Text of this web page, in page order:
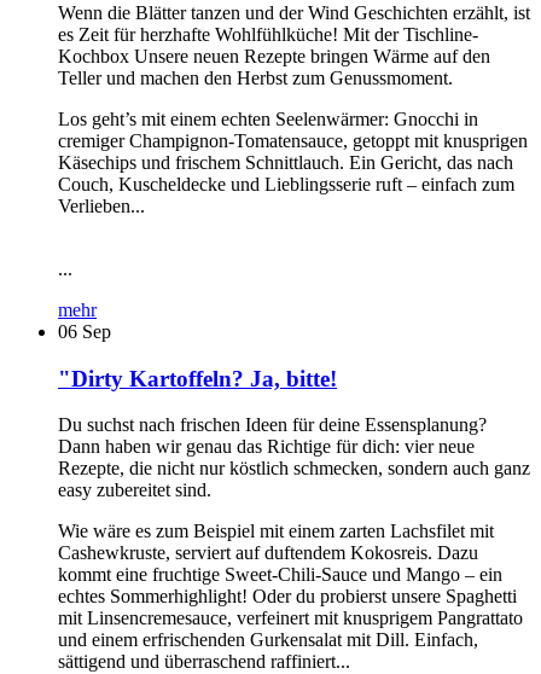
Wenn die Blätter tanzen und der Wind Geschichten erzählt, ist
es Zeit für herzhafte Wohlfühlküche! Mit der Tischline-
Kochbox Unsere neuen Rezepte bringen Wärme auf den
Teller und machen den Herbst zum Genussmoment.
Los geht’s mit einem echten Seelenwärmer: Gnocchi in
cremiger Champignon-Tomatensauce, getoppt mit knusprigen
Käsechips und frischem Schnittlauch. Ein Gericht, das nach
Couch, Kuscheldecke und Lieblingsserie ruft – einfach zum
Verlieben...
...
mehr
06 Sep
"Dirty Kartoffeln? Ja, bitte!
Du suchst nach frischen Ideen für deine Essensplanung?
Dann haben wir genau das Richtige für dich: vier neue
Rezepte, die nicht nur köstlich schmecken, sondern auch ganz
easy zubereitet sind.
Wie wäre es zum Beispiel mit einem zarten Lachsfilet mit
Cashewkruste, serviert auf duftendem Kokosreis. Dazu
kommt eine fruchtige Sweet-Chili-Sauce und Mango – ein
echtes Sommerhighlight! Oder du probierst unsere Spaghetti
mit Linsencremesauce, verfeinert mit knusprigem Pangrattato
und einem erfrischenden Gurkensalat mit Dill. Einfach,
sättigend und überraschend raffiniert...